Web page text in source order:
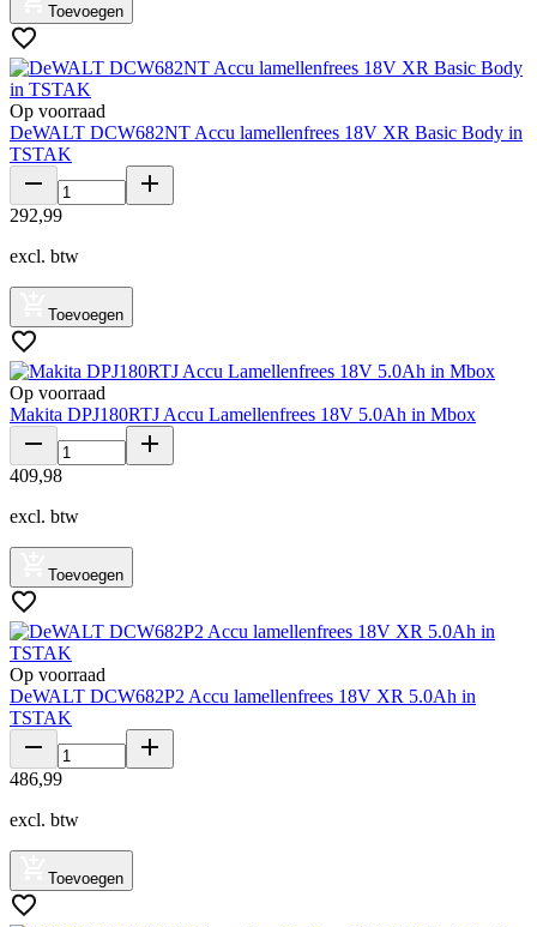
Toevoegen
Op voorraad
DeWALT DCW682NT Accu lamellenfrees 18V XR Basic Body in
TSTAK
292,99
excl. btw
Toevoegen
Op voorraad
Makita DPJ180RTJ Accu Lamellenfrees 18V 5.0Ah in Mbox
409,98
excl. btw
Toevoegen
Op voorraad
DeWALT DCW682P2 Accu lamellenfrees 18V XR 5.0Ah in
TSTAK
486,99
excl. btw
Toevoegen